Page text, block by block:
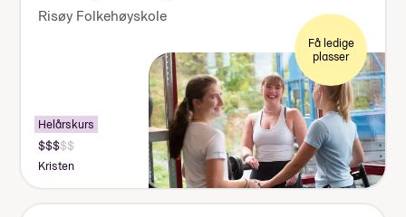
Risøy Folkehøyskole
Få ledige
plasser
Helårskurs
Kristen